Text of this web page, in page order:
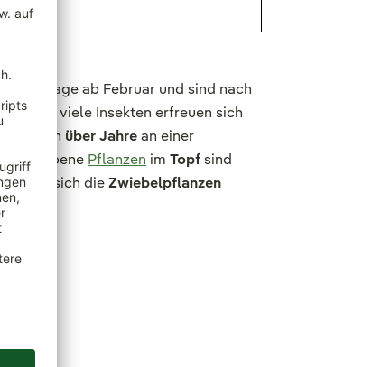
nach Lage ab Februar und sind nach
auch viele Insekten erfreuen sich
Sie sich über Jahrean einer
Pflanzen im Topfsind
lassen sich dieZwiebelpflanzen